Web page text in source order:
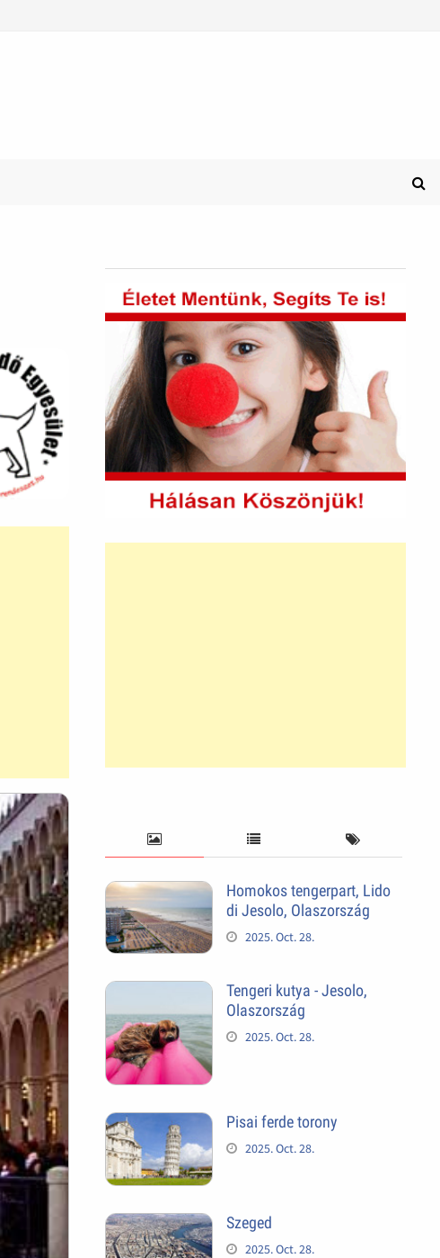
Homokos tengerpart, Lido
di Jesolo, Olaszország
2025. Oct. 28.
Tengeri kutya - Jesolo,
Olaszország
2025. Oct. 28.
Pisai ferde torony
2025. Oct. 28.
Szeged
2025. Oct. 28.